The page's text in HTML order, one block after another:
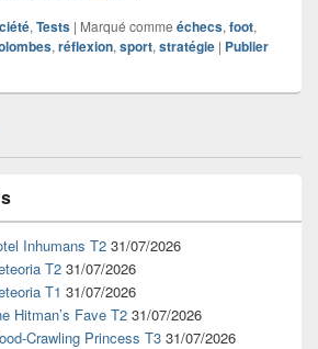
, Tests | Marqué comme échecs, foot,
, réflexion, sport, stratégie | Publier
Inhumans T2 31/07/2026
T2 31/07/2026
T1 31/07/2026
Hitman’s Fave T2 31/07/2026
Crawling Princess T3 31/07/2026